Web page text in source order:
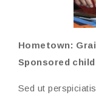
Hometown:
Sponsored
Sed ut